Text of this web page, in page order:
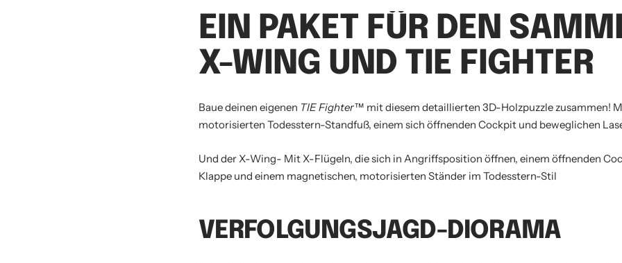
EIN PAKET FÜR DEN
X-WING UND TIE FIGHTER
Baue deinen eigenen TIE Fighter™ mit diesem detaillierten 3D-Holzpuzzle zusammen!
motorisierten Todesstern-Standfuß, einem sich öffnenden Cockpit und beweglichen
Und der X-Wing- Mit X-Flügeln, die sich in Angriffsposition öffnen, einem öffnenden
Klappe und einem magnetischen, motorisierten Ständer im Todesstern-Stil
VERFOLGUNGSJAGD-DIORAMA